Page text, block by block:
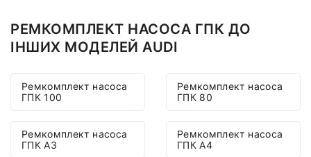
РЕМКОМПЛЕКТ НАСОСА ГПК ДО
ІНШИХ МОДЕЛЕЙ AUDI
Ремкомплект насоса
ГПК 100
Ремкомплект насоса
ГПК 80
Ремкомплект насоса
ГПК A3
Ремкомплект насоса
ГПК A4